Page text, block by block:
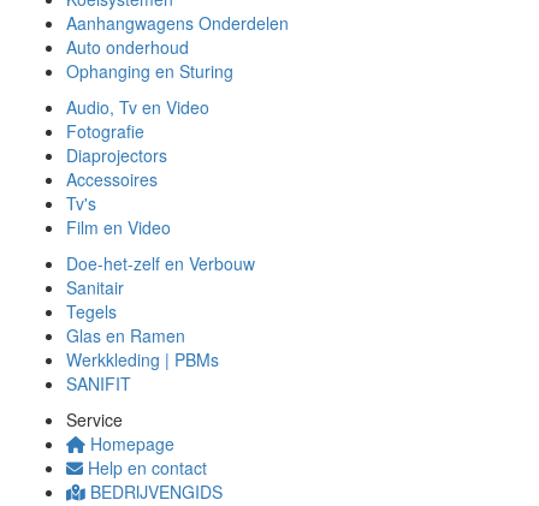
Aanhangwagens Onderdelen
Auto onderhoud
Ophanging en Sturing
Audio, Tv en Video
Fotografie
Diaprojectors
Accessoires
Tv's
Film en Video
Doe-het-zelf en Verbouw
Sanitair
Tegels
Glas en Ramen
Werkkleding | PBMs
SANIFIT
Service
Homepage
Help en contact
BEDRIJVENGIDS